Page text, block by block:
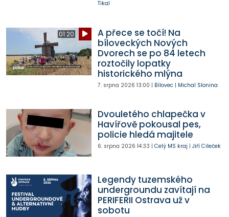
Tikal
01:20
A přece se točí! Na
bíloveckých Nových
Dvorech se po 84 letech
roztočily lopatky
historického mlýna
7. srpna 2026 13:00 | Bílovec| Michal Slonina
Dvouletého chlapečka v
Havířově pokousal pes,
policie hledá majitele
6. srpna 2026 14:33 | Celý MS kraj | Jiří Cileček
Legendy tuzemského
undergroundu zavítají na
PERIFERII Ostrava už v
sobotu